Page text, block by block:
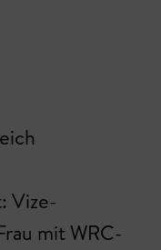
Vize-
mit WRC-